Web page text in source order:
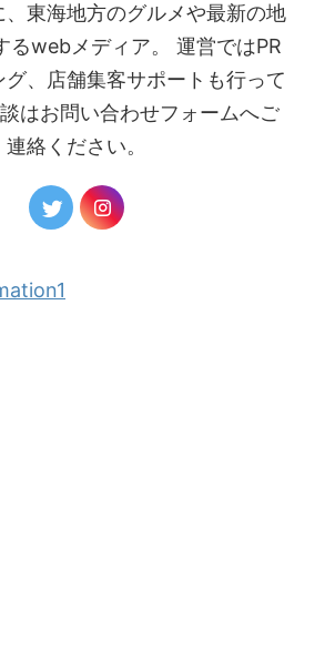
東海地方のグルメや最新の地
るwebメディア。 運営ではPR
グ、店舗集客サポートも行って
はお問い合わせフォームへご
連絡ください。